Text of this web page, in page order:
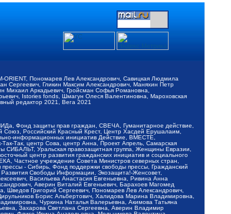
Пономарев Лев Александрович, Савицкая Людмила
Сергеевич, Гликин Максим Александрович, Маняхин Петр
Аркадьевич, Гройсман Софья Романовна,
Istories fonds, Шмагун Олеся Валентиновна, Мароховская
редактор 2021, Вега 2021
Фонд защиты прав граждан, СВЕЧА, Гуманитарное действие,
Союз, Российский Красный Крест, Центр Хасдей Ерушалаим,
информационных инициатив Действие, ВМЕСТЕ,
Так, центр Сова, центр Анна, Проект Апрель, Самарская
Уральская правозащитная группа, Женщины Евразии,
центр развития гражданских инициатив и социального
Частное учреждение Совета Министров северных стран,
- Сибирь, Фонд поддержки свободы прессы, Гражданский
Свободы Информации, Экозащита!-Женсовет,
Васильева Анастасия Евгеньевна, Ривина Анна
Аверин Виталий Евгеньевич, Барахоев Магомед
Григорий Сергеевич, Пономарев Лев Александрович,
Борис Альбертович, Халидова Марина Владимировна,
Чуркина Наталья Валерьевна, Акимова Татьяна
Захарова Светлана Сергеевна, Аверин Владимир